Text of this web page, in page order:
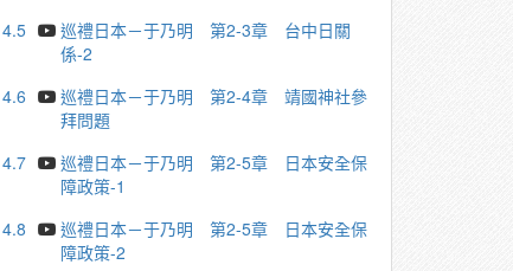
4.5
巡禮日本－于乃明 第2-3章 台中日關
係-2
4.6
巡禮日本－于乃明 第2-4章 靖國神社參
拜問題
4.7
巡禮日本－于乃明 第2-5章 日本安全保
障政策-1
4.8
巡禮日本－于乃明 第2-5章 日本安全保
障政策-2